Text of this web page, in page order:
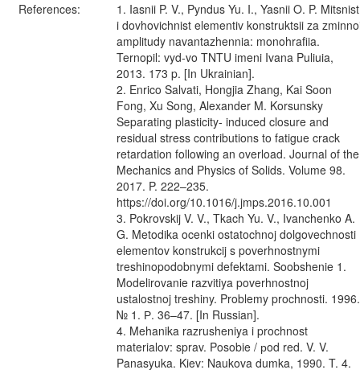
References:
1. Iasnii P. V., Pyndus Yu. I., Yasnii O. P. Mitsnist
i dovhovichnist elementiv konstruktsii za
amplitudy navantazhennia: monohrafiia.
Ternopil: vyd-vo TNTU imeni Ivana Puliuia,
2013. 173 p. [In Ukrainian].
2. Enrico Salvati, Hongjia Zhang, Kai Soon
Fong, Xu Song, Alexander M. Korsunsky
Separating plasticity- induced closure and
residual stress contributions to fatigue crack
retardation following an overload. Journal of the
Mechanics and Physics of Solids. Volume 98.
2017. P. 222–235.
https://doi.org/10.1016/j.jmps.2016.10.001
3. Pokrovskij V. V., Tkach Yu. V., Ivanchenko A.
G. Metodika ocenki ostatochnoj dolgovechnosti
elementov konstrukcij s poverhnostnymi
treshinopodobnymi defektami. Soobshenie 1.
Modelirovanie razvitiya poverhnostnoj
ustalostnoj treshiny. Problemy prochnosti. 1996.
№ 1. Р. 36–47. [In Russian].
4. Mehanika razrusheniya i prochnost
materialov: sprav. Posobie / рod red. V. V.
Panasyuka. Kiev: Naukova dumka, 1990. T. 4.